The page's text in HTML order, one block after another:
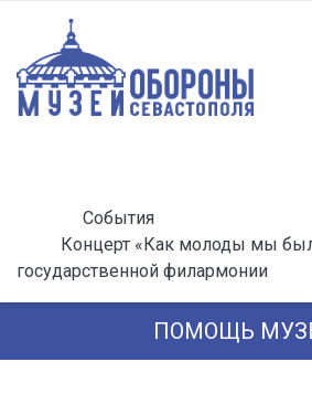
События
Концерт «Как молоды мы
государственной филармонии
ПОМОЩЬ